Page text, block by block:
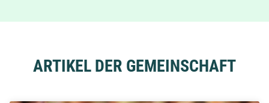
ARTIKEL DER GEMEINSCHAFT